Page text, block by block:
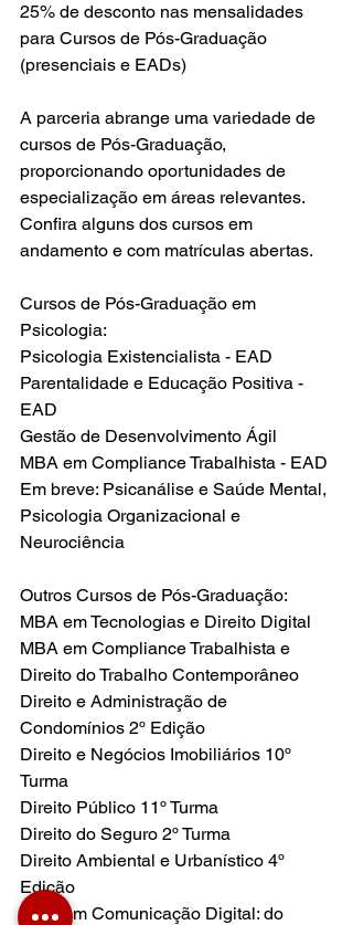
25% de desconto nas mensalidades
para Cursos de Pós-Graduação
(presenciais e EADs)
A parceria abrange uma variedade de
cursos de Pós-Graduação,
proporcionando oportunidades de
especialização em áreas relevantes.
Confira alguns dos cursos em
andamento e com matrículas abertas.
Cursos de Pós-Graduação em
Psicologia:
Psicologia Existencialista - EAD
Parentalidade e Educação Positiva -
EAD
Gestão de Desenvolvimento Ágil
MBA em Compliance Trabalhista - EAD
Em breve: Psicanálise e Saúde Mental,
Psicologia Organizacional e
Neurociência
Outros Cursos de Pós-Graduação:
MBA em Tecnologias e Direito Digital
MBA em Compliance Trabalhista e
Direito do Trabalho Contemporâneo
Direito e Administração de
Condomínios 2º Edição
Direito e Negócios Imobiliários 10º
Turma
Direito Público 11º Turma
Direito do Seguro 2º Turma
Direito Ambiental e Urbanístico 4º
Edição
MBA em Comunicação Digital: do